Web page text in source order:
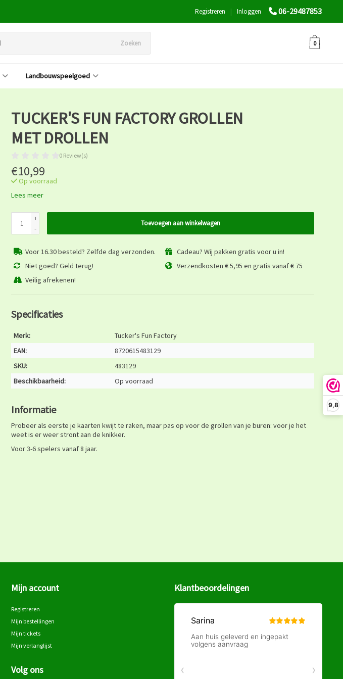
9,8
06-29487853
Inloggen
|
Registreren
Zoeken 0
Landbouwspeelgoed
TUCKER'S FUN FACTORY GROLLEN
MET DROLLEN
0 Review(s)
€10,99
Op voorraad
Lees meer
+
-
Toevoegen aan winkelwagen
Voor 16.30 besteld? Zelfde dag verzonden.
Cadeau? Wij pakken gratis voor u in!
Niet goed? Geld terug!
Verzendkosten € 5,95 en gratis vanaf € 75
Veilig afrekenen!
Specificaties
Merk:
Tucker's Fun Factory
EAN:
8720615483129
SKU:
483129
Beschikbaarheid:
Op voorraad
Informatie
Probeer als eerste je kaarten kwijt te raken, maar pas op voor de grollen van je buren: voor je het
weet is er weer stront aan de knikker.
Voor 3-6 spelers vanaf 8 jaar.
Mijn account
Registreren
Mijn bestellingen
Mijn tickets
Mijn verlanglijst
Volg ons
Klantbeoordelingen